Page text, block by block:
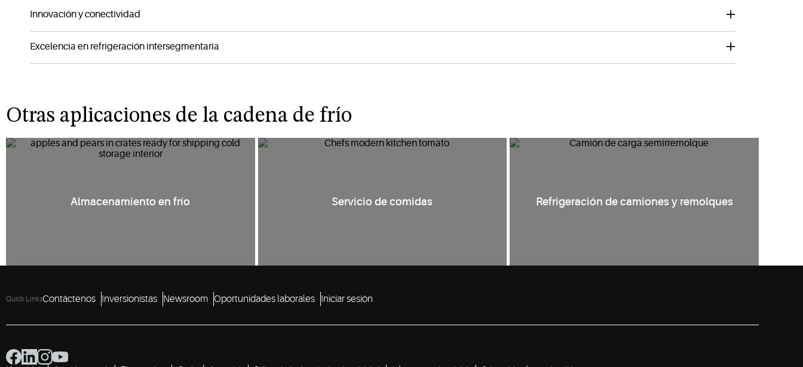
Innovación y conectividad
Excelencia en refrigeración intersegmentaria
Otras aplicaciones de la cadena de frío
Almacenamiento en frío Servicio de comidas Refrigeración de camiones y remolques
Quick LinksContáctenos Inversionistas Newsroom Oportunidades laborales Iniciar sesión